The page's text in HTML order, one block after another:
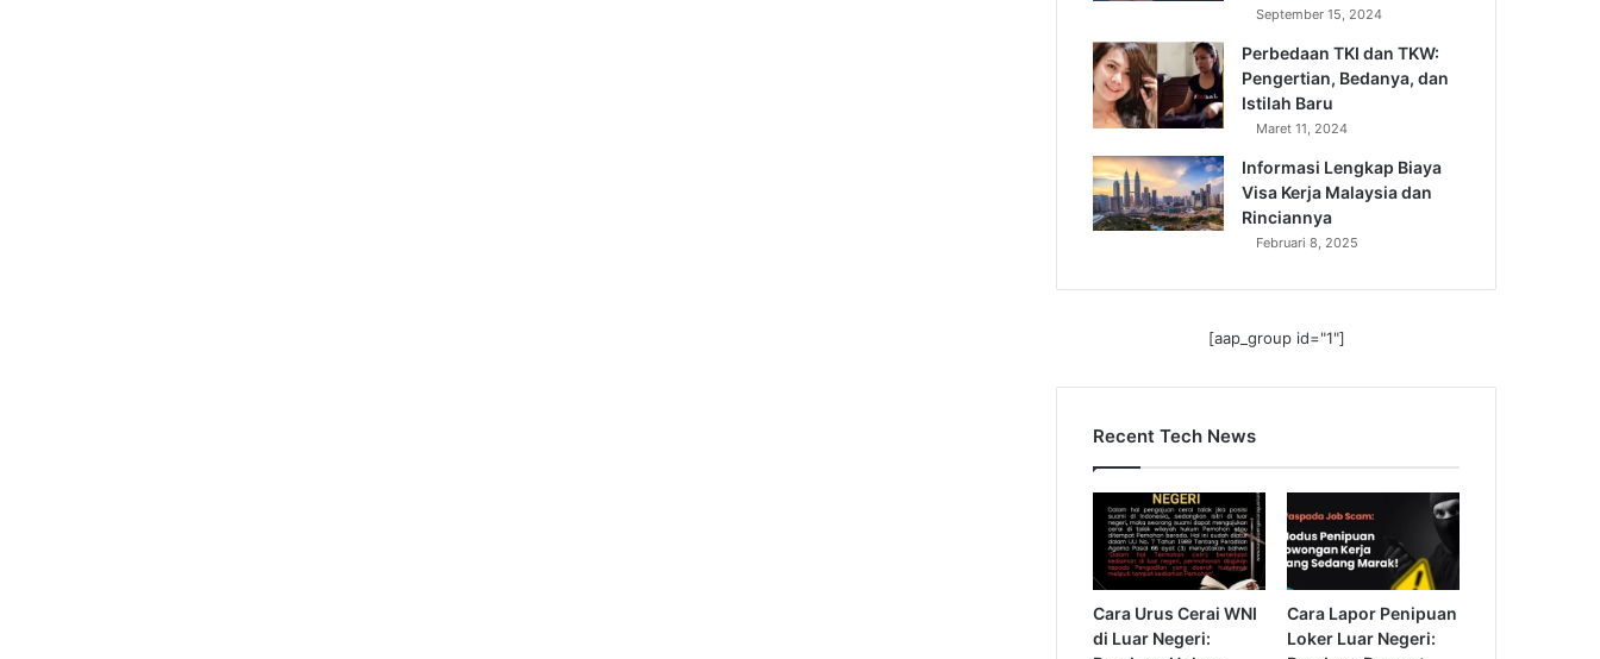
September 15, 2024
Perbedaan TKI dan TKW:
Pengertian, Bedanya, dan
Istilah Baru
Maret 11, 2024
Informasi Lengkap Biaya
Visa Kerja Malaysia dan
Rinciannya
Februari 8, 2025
[aap_group id="1"]
Recent Tech News
Cara Urus Cerai WNI
di Luar Negeri:
Cara Lapor Penipuan
Loker Luar Negeri: